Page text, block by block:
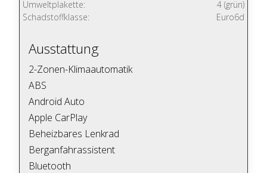
Umweltplakette:
4 (grün)
Schadstoffklasse:
Euro6d
Ausstattung
2-Zonen-Klimaautomatik
ABS
Android Auto
Apple CarPlay
Beheizbares Lenkrad
Berganfahrassistent
Bluetooth